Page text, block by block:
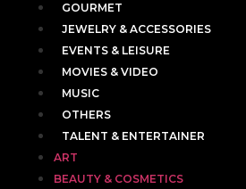
GOURMET
JEWELRY & ACCESSORIES
EVENTS & LEISURE
MOVIES & VIDEO
MUSIC
OTHERS
TALENT & ENTERTAINER
ART
BEAUTY & COSMETICS